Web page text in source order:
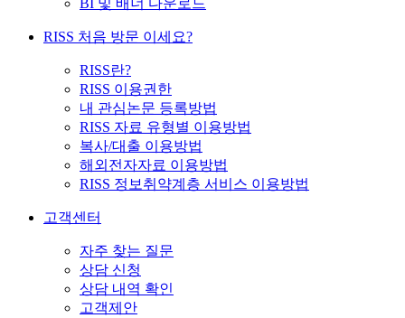
BI 및 배너 다운로드
RISS 처음 방문 이세요?
RISS란?
RISS 이용권한
내 관심논문 등록방법
RISS 자료 유형별 이용방법
복사/대출 이용방법
해외전자자료 이용방법
RISS 정보취약계층 서비스 이용방법
고객센터
자주 찾는 질문
상담 신청
상담 내역 확인
고객제안